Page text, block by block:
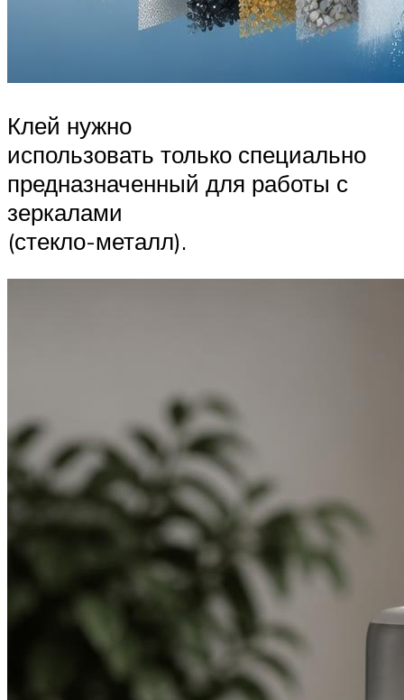
Клей нужно
использовать только специально
предназначенный для работы с
зеркалами
(стекло-металл).